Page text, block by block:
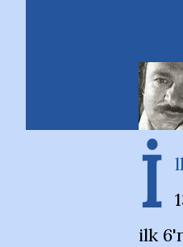
İ
ilk